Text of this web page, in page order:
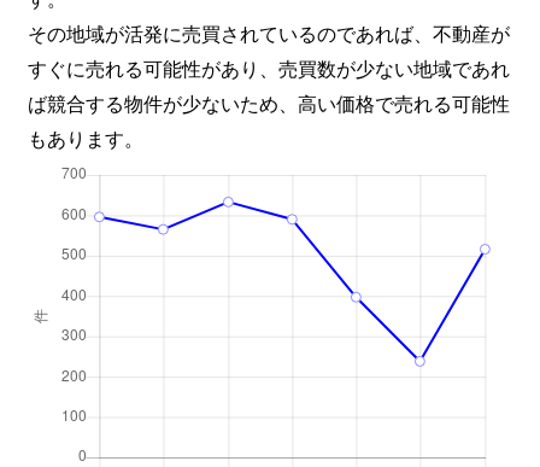
その地域が活発に売買されているのであれば、不動産が
すぐに売れる可能性があり、売買数が少ない地域であれ
ば競合する物件が少ないため、高い価格で売れる可能性
もあります。